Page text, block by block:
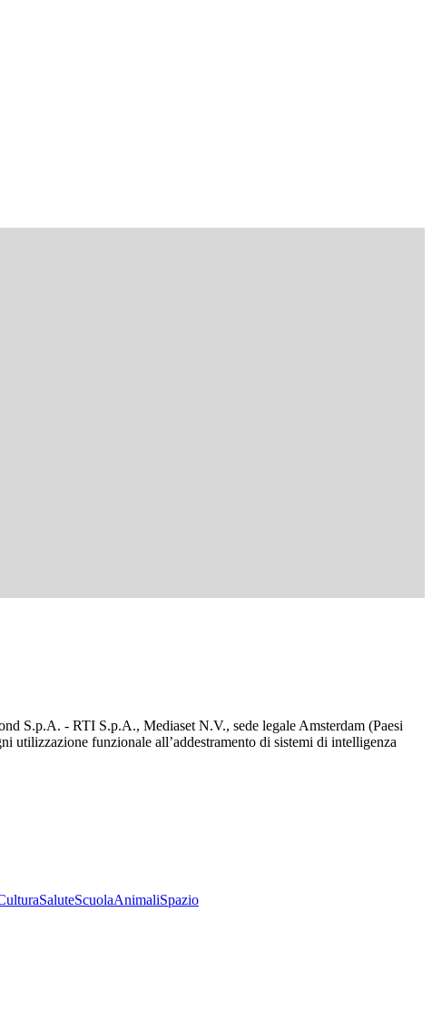
S.p.A. - RTI S.p.A., Mediaset N.V., sede legale Amsterdam (Paesi
utilizzazione funzionale all’addestramento di sistemi di intelligenza
SaluteScuolaAnimaliSpazio